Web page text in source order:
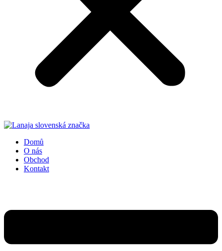
Domů
O nás
Obchod
Kontakt